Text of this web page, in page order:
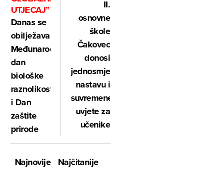
UTJECAJ”
Danas se
obilježava
Međunarodni
dan
biološke
raznolikosti
i Dan
zaštite
prirode
II.
osnovne
škole
Čakovec
donosi
jednosmjensku
nastavu i
suvremene
uvjete za
učenike
Najnovije
Najčitanije